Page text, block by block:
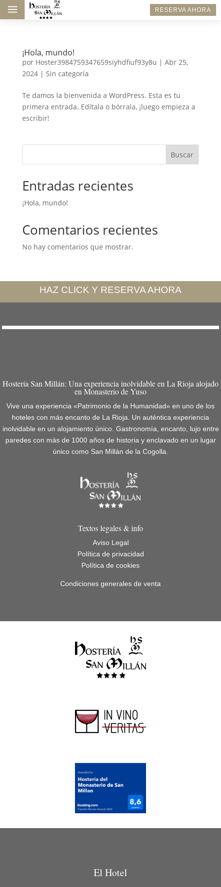
a RESERVA AHORA
¡Hola, mundo!
por Hoster3984759347659siyhdfiuf93y8u | Abr 25,
2024| Sin categoría
Te damos la bienvenida a WordPress. Esta es tu
primera entrada. Edítala o bórrala, ¡luego empieza a
escribir!
Buscar
Entradas recientes
¡Hola, mundo!
Comentarios recientes
No hay comentarios que mostrar.
HAZ CLICK Y RESERVA AHORA
Hostería San Millán: Una experiencia inolvidable en La Rioja alojado
en Monasterio de Yuso
Vive una experiencia «Patrimonio de la Humanidad» en uno de los
hoteles con más encanto de La Rioja. Un auténtica experiencia
inolvidable en un alojamiento único. Gastronomía, encanto, lujo entre
paredes con más de 1000 años de historia y enclavado en un lugar
único como San Millán de la Cogolla.
Textos legales & info
Aviso Legal
Política de privacidad
Política de cookies
Condiciones generales de venta
El Hotel